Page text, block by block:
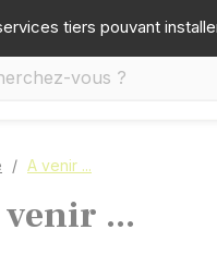
: 05 65 77 99 70
A venir ...
venir ...
tiers pouvant